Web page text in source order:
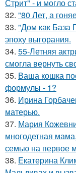
Стрит" - и могло
32. "80 Лет, а
33. "Дом как База
эпоху выгорания.
34. 55-Летняя
смогла вернуть
35. Ваша кошка
формулы - 1?
36. Ирина
матерью.
37. Мария
многодетная
семью на первое
38. Екатерина